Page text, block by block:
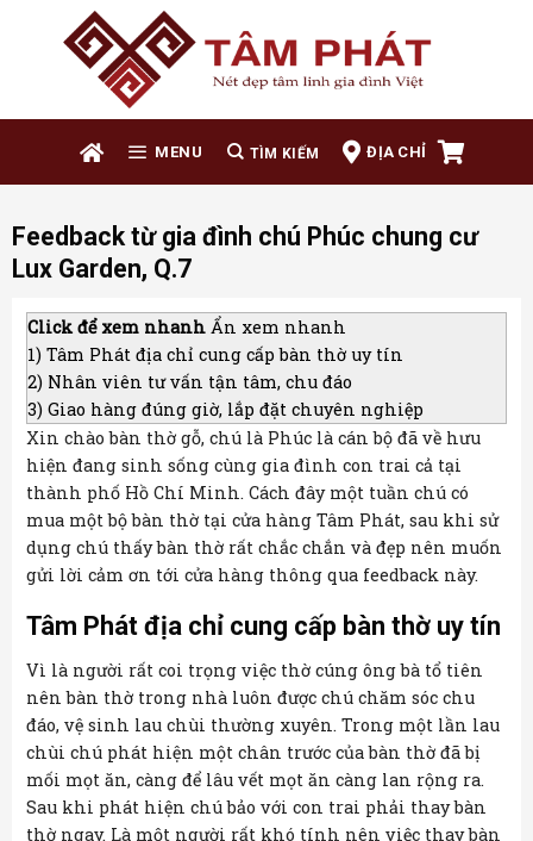
MENU ĐỊA CHỈ
Feedback từ gia đình chú Phúc chung cư
Lux Garden, Q.7
Click để xem nhanh Ẩn xem nhanh
1) Tâm Phát địa chỉ cung cấp bàn thờ uy tín
2) Nhân viên tư vấn tận tâm, chu đáo
3) Giao hàng đúng giờ, lắp đặt chuyên nghiệp
Xin chào bàn thờ gỗ, chú là Phúc là cán bộ đã về hưu
hiện đang sinh sống cùng gia đình con trai cả tại
thành phố Hồ Chí Minh. Cách đây một tuần chú có
mua một bộ bàn thờ tại cửa hàng Tâm Phát, sau khi sử
dụng chú thấy bàn thờ rất chắc chắn và đẹp nên muốn
gửi lời cảm ơn tới cửa hàng thông qua feedback này.
Tâm Phát địa chỉ cung cấp bàn thờ uy tín
Vì là người rất coi trọng việc thờ cúng ông bà tổ tiên
nên bàn thờ trong nhà luôn được chú chăm sóc chu
đáo, vệ sinh lau chùi thường xuyên. Trong một lần lau
chùi chú phát hiện một chân trước của bàn thờ đã bị
mối mọt ăn, càng để lâu vết mọt ăn càng lan rộng ra.
Sau khi phát hiện chú bảo với con trai phải thay bàn
thờ ngay. Là một người rất khó tính nên việc thay bàn